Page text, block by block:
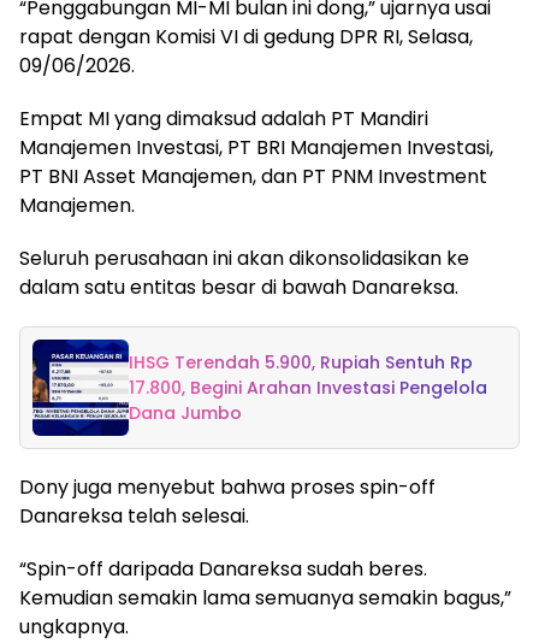
“Penggabungan MI-MI bulan ini dong,” ujarnya usai
rapat dengan Komisi VI di gedung DPR RI, Selasa,
09/06/2026.
Empat MI yang dimaksud adalah PT Mandiri
Manajemen Investasi, PT BRI Manajemen Investasi,
PT BNI Asset Manajemen, dan PT PNM Investment
Manajemen.
Seluruh perusahaan ini akan dikonsolidasikan ke
dalam satu entitas besar di bawah Danareksa.
IHSG Terendah 5.900, Rupiah Sentuh Rp
17.800, Begini Arahan Investasi Pengelola
Dana Jumbo
Dony juga menyebut bahwa proses spin-off
Danareksa telah selesai.
“Spin-off daripada Danareksa sudah beres.
Kemudian semakin lama semuanya semakin bagus,”
ungkapnya.